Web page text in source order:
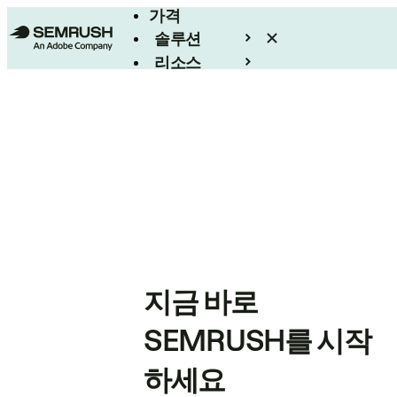
가격
솔루션
리소스
지금 바로
SEMRUSH를 시작
하세요